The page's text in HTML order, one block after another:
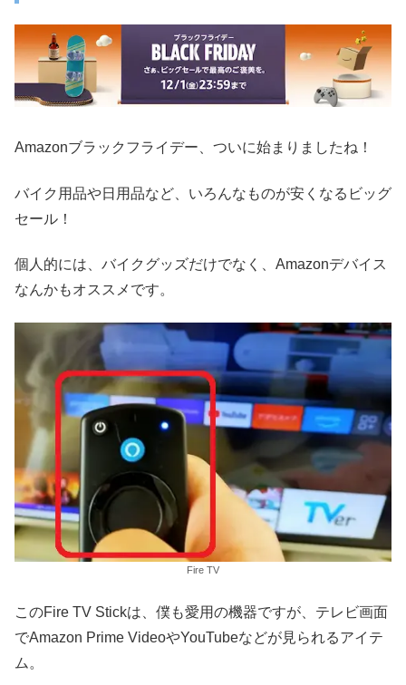
Amazonブラックフライデー、ついに始まりましたね！
バイク用品や日用品など、いろんなものが安くなるビッグ
セール！
個人的には、バイクグッズだけでなく、Amazonデバイス
なんかもオススメです。
Fire TV
このFire TV Stickは、僕も愛用の機器ですが、テレビ画面
でAmazon Prime VideoやYouTubeなどが見られるアイテ
ム。